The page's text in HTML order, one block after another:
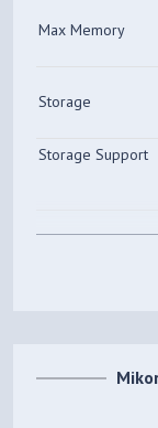
Max Memory
Storage
Storage Support
Storage Slot
Audio Chip